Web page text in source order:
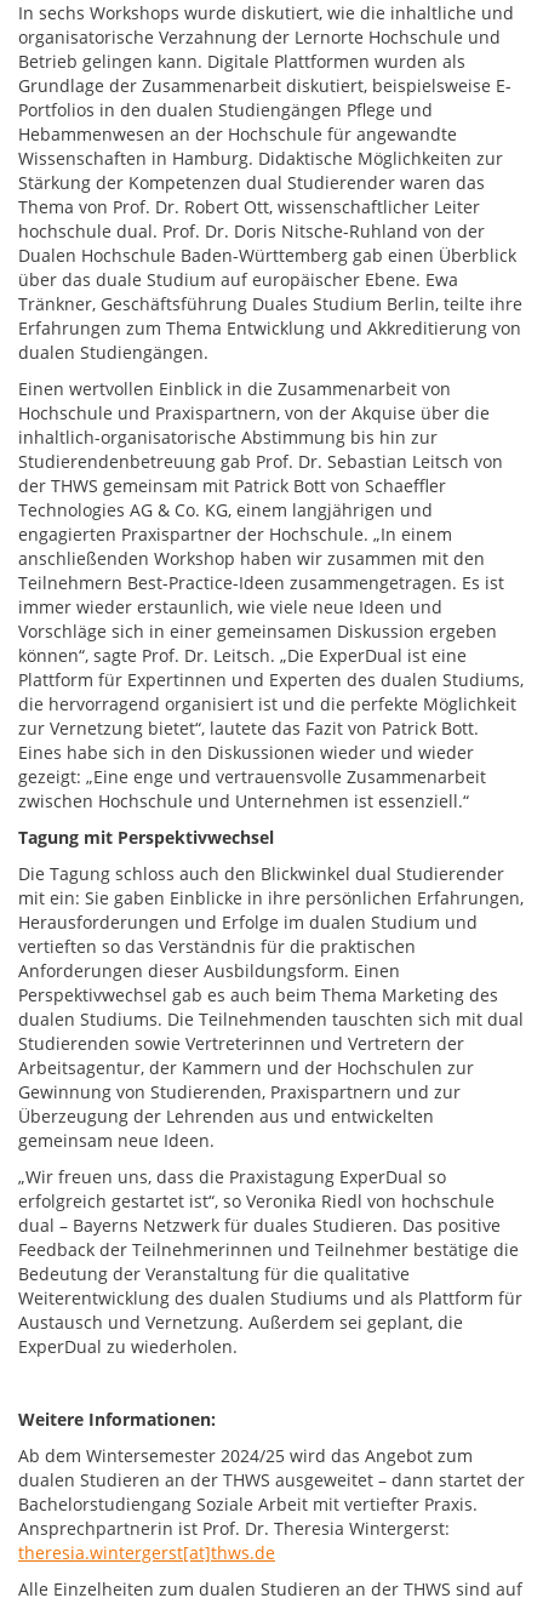
In sechs Workshops wurde diskutiert, wie die inhaltliche und
organisatorische Verzahnung der Lernorte Hochschule und
Betrieb gelingen kann. Digitale Plattformen wurden als
Grundlage der Zusammenarbeit diskutiert, beispielsweise E-
Portfolios in den dualen Studiengängen Pflege und
Hebammenwesen an der Hochschule für angewandte
Wissenschaften in Hamburg. Didaktische Möglichkeiten zur
Stärkung der Kompetenzen dual Studierender waren das
Thema von Prof. Dr. Robert Ott, wissenschaftlicher Leiter
hochschule dual. Prof. Dr. Doris Nitsche-Ruhland von der
Dualen Hochschule Baden-Württemberg gab einen Überblick
über das duale Studium auf europäischer Ebene. Ewa
Tränkner, Geschäftsführung Duales Studium Berlin, teilte ihre
Erfahrungen zum Thema Entwicklung und Akkreditierung von
dualen Studiengängen.
Einen wertvollen Einblick in die Zusammenarbeit von
Hochschule und Praxispartnern, von der Akquise über die
inhaltlich-organisatorische Abstimmung bis hin zur
Studierendenbetreuung gab Prof. Dr. Sebastian Leitsch von
der THWS gemeinsam mit Patrick Bott von Schaeffler
Technologies AG & Co. KG, einem langjährigen und
engagierten Praxispartner der Hochschule. „In einem
anschließenden Workshop haben wir zusammen mit den
Teilnehmern Best-Practice-Ideen zusammengetragen. Es ist
immer wieder erstaunlich, wie viele neue Ideen und
Vorschläge sich in einer gemeinsamen Diskussion ergeben
können“, sagte Prof. Dr. Leitsch. „Die ExperDual ist eine
Plattform für Expertinnen und Experten des dualen Studiums,
die hervorragend organisiert ist und die perfekte Möglichkeit
zur Vernetzung bietet“, lautete das Fazit von Patrick Bott.
Eines habe sich in den Diskussionen wieder und wieder
gezeigt: „Eine enge und vertrauensvolle Zusammenarbeit
zwischen Hochschule und Unternehmen ist essenziell.“
Tagung mit Perspektivwechsel
Die Tagung schloss auch den Blickwinkel dual Studierender
mit ein: Sie gaben Einblicke in ihre persönlichen Erfahrungen,
Herausforderungen und Erfolge im dualen Studium und
vertieften so das Verständnis für die praktischen
Anforderungen dieser Ausbildungsform. Einen
Perspektivwechsel gab es auch beim Thema Marketing des
dualen Studiums. Die Teilnehmenden tauschten sich mit dual
Studierenden sowie Vertreterinnen und Vertretern der
Arbeitsagentur, der Kammern und der Hochschulen zur
Gewinnung von Studierenden, Praxispartnern und zur
Überzeugung der Lehrenden aus und entwickelten
gemeinsam neue Ideen.
„Wir freuen uns, dass die Praxistagung ExperDual so
erfolgreich gestartet ist“, so Veronika Riedl von hochschule
dual – Bayerns Netzwerk für duales Studieren. Das positive
Feedback der Teilnehmerinnen und Teilnehmer bestätige die
Bedeutung der Veranstaltung für die qualitative
Weiterentwicklung des dualen Studiums und als Plattform für
Austausch und Vernetzung. Außerdem sei geplant, die
ExperDual zu wiederholen.
Weitere Informationen:
Ab dem Wintersemester 2024/25 wird das Angebot zum
dualen Studieren an der THWS ausgeweitet – dann startet der
Bachelorstudiengang Soziale Arbeit mit vertiefter Praxis.
Ansprechpartnerin ist Prof. Dr. Theresia Wintergerst:
theresia.wintergerst[at]thws.de
Alle Einzelheiten zum dualen Studieren an der THWS sind auf